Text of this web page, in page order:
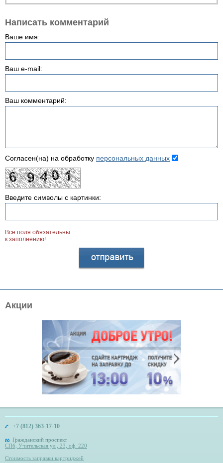
Акции
Написать комментарий
Ваше имя:
Ваш e-mail:
Ваш комментарий:
Согласен(на) на обработку персональных данных
Введите символы с картинки:
Все поля обязательны
к заполнению!
+7 (812) 363-17-10
Гражданский проспект
СПб, Учительская ул., 23, оф. 220
Стоимость заправки картриджей